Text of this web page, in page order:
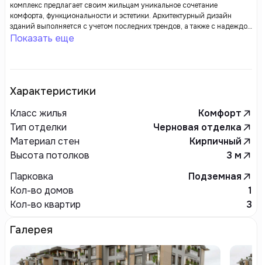
комплекс предлагает своим жильцам уникальное сочетание
комфорта, функциональности и эстетики. Архитектурный дизайн
зданий выполняется с учетом последних трендов, а также с надеждой
на создание уютной и безопасной среды для проживания.
Показать еще
Характеристики
Класс жилья
Комфорт
Тип отделки
Черновая отделка
Материал стен
Кирпичный
Высота потолков
3 м
Парковка
Подземная
Кол-во домов
1
Кол-во квартир
3
Галерея